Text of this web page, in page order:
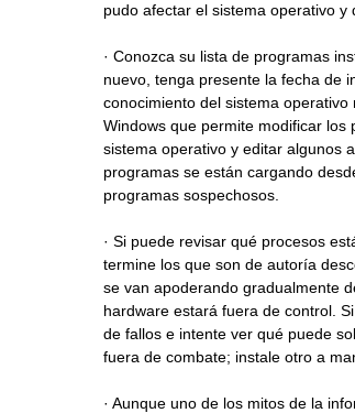
pudo afectar el sistema operativo y
· Conozca su lista de programas
nuevo, tenga presente la fecha de
conocimiento del sistema operativo
Windows que permite modificar
sistema operativo y editar algunos
programas se están cargando
programas sospechosos.
· Si puede revisar qué procesos
termine los que son de autoría
se van apoderando gradualmente
hardware estará fuera de control.
de fallos e intente ver qué puede
fuera de combate; instale otro a
· Aunque uno de los mitos de la